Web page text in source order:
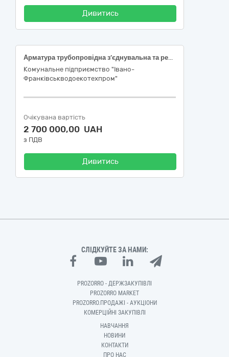
Дивитись
Арматура трубопровідна з’єднувальна та ремонтна в асортименті за кодом ДК 021:2015:44160000-9 Магістралі, трубопроводи, труби, обсадні труби, тюбінги та супутні вироби
Комунальне підприємство "Івано-
Франківськводоекотехпром"
Очікувана вартість
2 700 000,00 UAH
з ПДВ
Дивитись
СЛІДКУЙТЕ ЗА НАМИ:
PROZORRO - ДЕРЖЗАКУПІВЛІ
PROZORRO MARKET
PROZORRO.ПРОДАЖІ - АУКЦІОНИ
КОМЕРЦІЙНІ ЗАКУПІВЛІ
НАВЧАННЯ
НОВИНИ
КОНТАКТИ
ПРО НАС